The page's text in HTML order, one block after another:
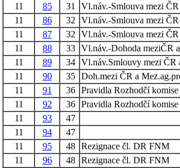
11
85 31
Vl.náv.-Smlouva mezi
11
86 32
Vl.náv.-Smlouva mezi
11
87 32
Vl.náv.-Smlouva mezi
11
88 33 Vl.náv.-Dohoda meziČR
11
89 34 Vl.náv.Smlouvy mezi ČR
11
90 35 Doh.mezi ČR a
11
91 36 Pravidla Rozhodčí
11
92 36 Pravidla Rozhodčí
11
93
47
11
94
47
11
95 48 Rezignace čl. DR FNM
11
96 48 Rezignace čl. DR FNM